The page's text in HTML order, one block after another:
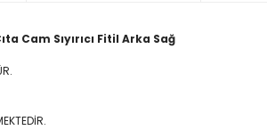
Cam Sıyırıcı Fitil Arka Sağ